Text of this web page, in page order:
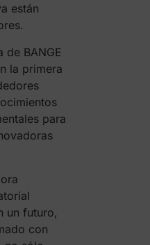
están
de BANGE
la primera
para
un futuro,
con